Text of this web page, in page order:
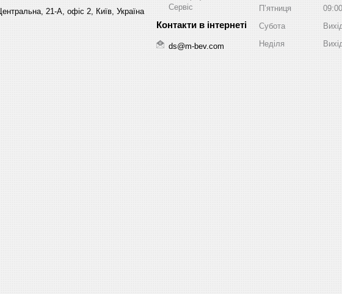
Центральна, 21-А, офіс 2, Київ, Україна
Сервіс
ds@m-bev.com
Пʼятниця
09:00
Субота
Неділя